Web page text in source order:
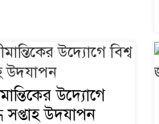
উদ্যোগে
সপ্তাহ উদযাপন